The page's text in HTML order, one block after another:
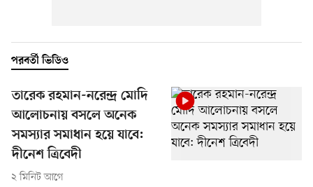
পরবর্তী ভিডিও
তারেক রহমান-নরেন্দ্র মোদি
আলোচনায় বসলে অনেক
সমস্যার সমাধান হয়ে যাবে:
দীনেশ ত্রিবেদী
২ মিনিট আগে